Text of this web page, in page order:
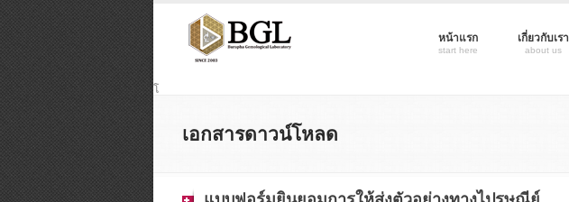
หน้าแรก
start here
เกี่ยวกับเรา
about us
โ
เอกสารดาวน์โหลด